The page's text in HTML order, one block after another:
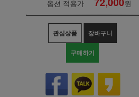
옵션 적용가 원
관심상품 장바구니
구매하기